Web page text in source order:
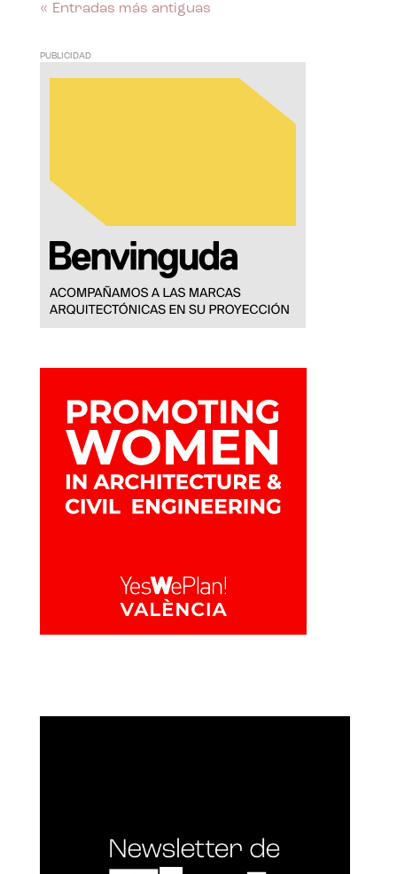
« Entradas más antiguas
PUBLICIDAD